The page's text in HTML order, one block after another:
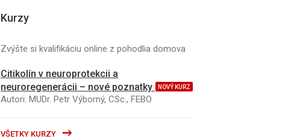
Kurzy
Zvýšte si kvalifikáciu online z pohodlia domova
Citikolín v neuroprotekcii a
neuroregenerácii – nové poznatky
NOVÝ KURZ
Autori: MUDr. Petr Výborný, CSc., FEBO
VŠETKY KURZY